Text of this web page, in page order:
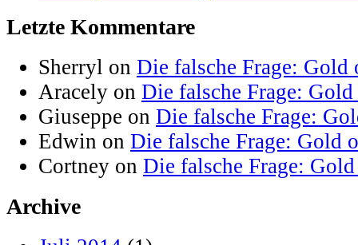
Letzte Kommentare
Sherryl on Die falsche Frage: Gold
Aracely on Die falsche Frage:
Giuseppe on Die falsche Frage:
Edwin on Die falsche Frage: Gold
Cortney on Die falsche Frage:
Archive